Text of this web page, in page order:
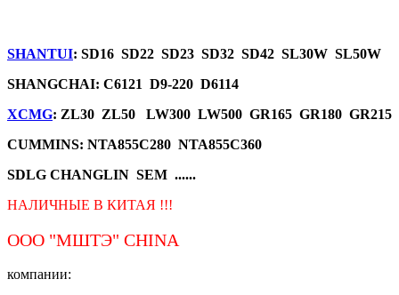
SHANTUI: SD16 SD22 SD23 SD32 SD42 SL30W SL50W
SHANGCHAI: C6121 D9-220 D6114
XCMG: ZL30 ZL50 LW300 LW500 GR165 GR180 GR215
CUMMINS: NTA855C280 NTA855C360
SDLG CHANGLIN SEM ......
НАЛИЧНЫЕ В КИТАЯ !!!
ООО "МШТЭ" CHINA
компании: